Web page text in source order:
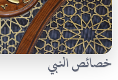
خصائص النبي